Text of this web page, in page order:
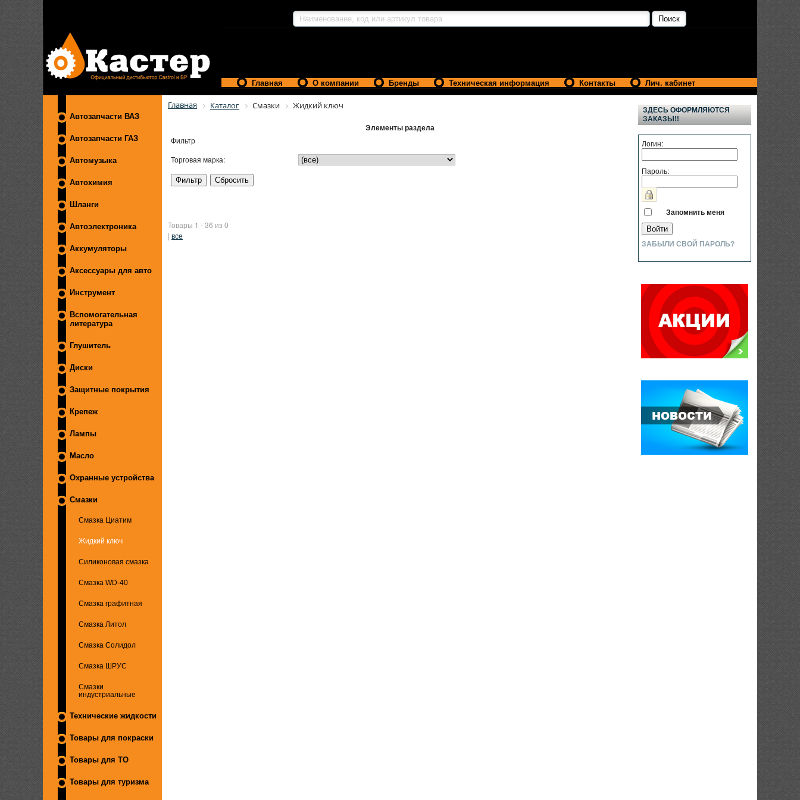
Главная О компании Бренды Техническая информация Контакты Лич. кабинет
Автозапчасти ВАЗ
Автозапчасти ГАЗ
Автомузыка
Автохимия
Шланги
Автоэлектроника
Аккумуляторы
Аксессуары для авто
Инструмент
Вспомогательная
литература
Глушитель
Диски
Защитные покрытия
Крепеж
Лампы
Масло
Охранные устройства
Смазки
Смазка Циатим
Жидкий ключ
Силиконовая смазка
Смазка WD-40
Смазка графитная
Смазка Литол
Смазка Солидол
Смазка ШРУС
Смазки
индустриальные
Технические жидкости
Товары для покраски
Товары для ТО
Товары для туризма
Главная Каталог Смазки Жидкий ключ
Элементы раздела
Фильтр
Торговая марка:
Товары 1 - 36 из 0
| все
ЗДЕСЬ ОФОРМЛЯЮТСЯ
ЗАКАЗЫ!!
Логин:
Пароль:
Запомнить меня
ЗАБЫЛИ СВОЙ ПАРОЛЬ?